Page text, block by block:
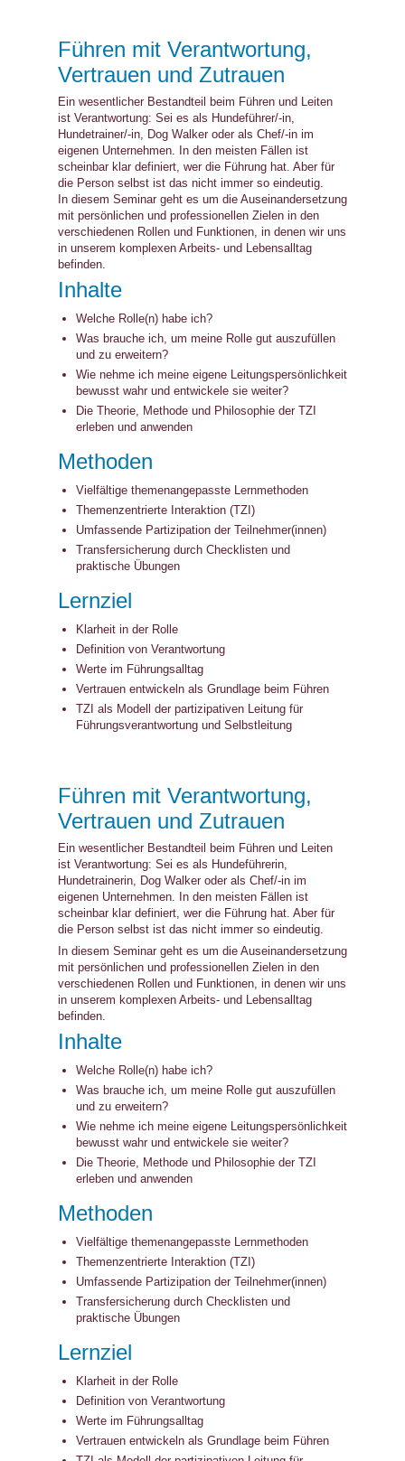
Führen mit Verantwortung,
Vertrauen und Zutrauen
Ein wesentlicher Bestandteil beim Führen und Leiten
ist Verantwortung: Sei es als Hundeführer/-in,
Hundetrainer/-in, Dog Walker oder als Chef/-in im
eigenen Unternehmen. In den meisten Fällen ist
scheinbar klar definiert, wer die Führung hat. Aber für
die Person selbst ist das nicht immer so eindeutig.
In diesem Seminar geht es um die Auseinandersetzung
mit persönlichen und professionellen Zielen in den
verschiedenen Rollen und Funktionen, in denen wir uns
in unserem komplexen Arbeits- und Lebensalltag
befinden.
Inhalte
Welche Rolle(n) habe ich?
Was brauche ich, um meine Rolle gut auszufüllen
und zu erweitern?
Wie nehme ich meine eigene Leitungspersönlichkeit
bewusst wahr und entwickele sie weiter?
Die Theorie, Methode und Philosophie der TZI
erleben und anwenden
Methoden
Vielfältige themenangepasste Lernmethoden
Themenzentrierte Interaktion (TZI)
Umfassende Partizipation der Teilnehmer(innen)
Transfersicherung durch Checklisten und
praktische Übungen
Lernziel
Klarheit in der Rolle
Definition von Verantwortung
Werte im Führungsalltag
Vertrauen entwickeln als Grundlage beim Führen
TZI als Modell der partizipativen Leitung für
Führungsverantwortung und Selbstleitung
Führen mit Verantwortung,
Vertrauen und Zutrauen
Ein wesentlicher Bestandteil beim Führen und Leiten
ist Verantwortung: Sei es als Hundeführerin,
Hundetrainerin, Dog Walker oder als Chef/-in im
eigenen Unternehmen. In den meisten Fällen ist
scheinbar klar definiert, wer die Führung hat. Aber für
die Person selbst ist das nicht immer so eindeutig.
In diesem Seminar geht es um die Auseinandersetzung
mit persönlichen und professionellen Zielen in den
verschiedenen Rollen und Funktionen, in denen wir uns
in unserem komplexen Arbeits- und Lebensalltag
befinden.
Inhalte
Welche Rolle(n) habe ich?
Was brauche ich, um meine Rolle gut auszufüllen
und zu erweitern?
Wie nehme ich meine eigene Leitungspersönlichkeit
bewusst wahr und entwickele sie weiter?
Die Theorie, Methode und Philosophie der TZI
erleben und anwenden
Methoden
Vielfältige themenangepasste Lernmethoden
Themenzentrierte Interaktion (TZI)
Umfassende Partizipation der Teilnehmer(innen)
Transfersicherung durch Checklisten und
praktische Übungen
Lernziel
Klarheit in der Rolle
Definition von Verantwortung
Werte im Führungsalltag
Vertrauen entwickeln als Grundlage beim Führen